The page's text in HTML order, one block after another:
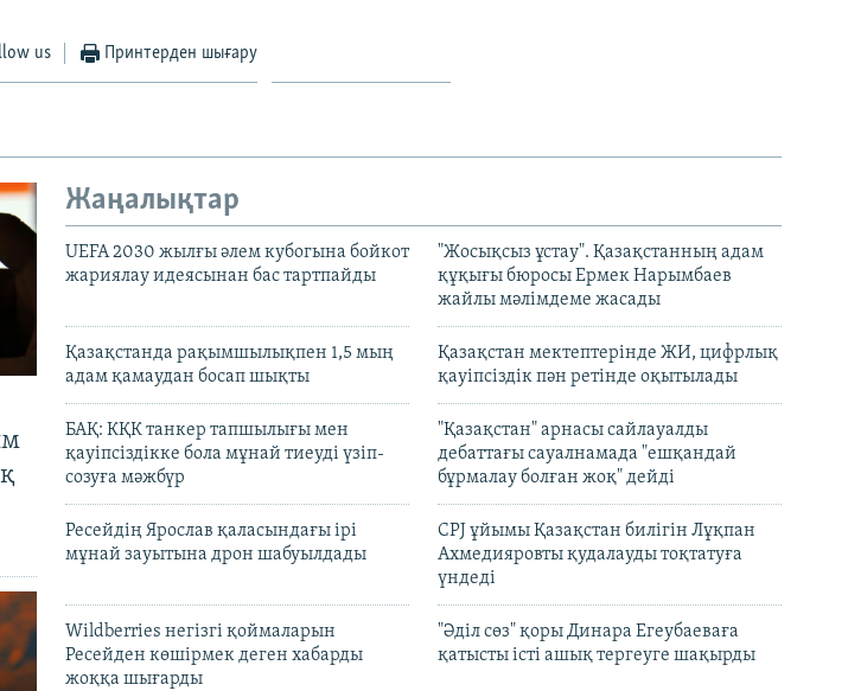
us Принтерден шығару
Жаңалықтар
UEFA 2030 жылғы әлем кубогына бойкот
жариялау идеясынан бас тартпайды
"Жосықсыз ұстау". Қазақстанның адам
құқығы бюросы Ермек Нарымбаев
жайлы мәлімдеме жасады
Қазақстанда рақымшылықпен 1,5 мың
адам қамаудан босап шықты
Қазақстан мектептерінде ЖИ, цифрлық
қауіпсіздік пән ретінде оқытылады
БАҚ: КҚК танкер тапшылығы мен
қауіпсіздікке бола мұнай тиеуді үзіп-
созуға мәжбүр
"Қазақстан" арнасы сайлауалды
дебаттағы сауалнамада "ешқандай
бұрмалау болған жоқ" дейді
Ресейдің Ярослав қаласындағы ірі
мұнай зауытына дрон шабуылдады
CPJ ұйымы Қазақстан билігін Лұқпан
Ахмедияровты қудалауды тоқтатуға
үндеді
Wildberries негізгі қоймаларын
Ресейден көшірмек деген хабарды
жоққа шығарды
"Әділ сөз" қоры Динара Егеубаеваға
қатысты істі ашық тергеуге шақырды